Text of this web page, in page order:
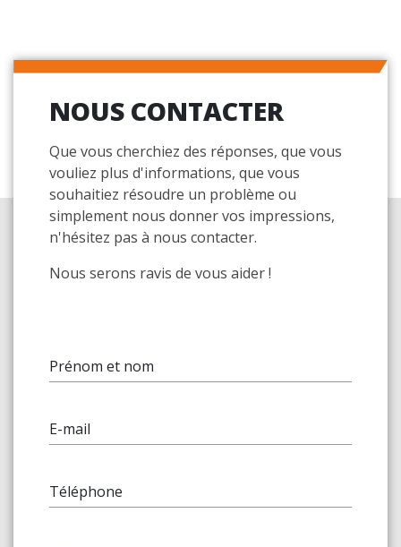
NOUS CONTACTER
Que vous cherchiez des réponses, que vous
vouliez plus d'informations, que vous
souhaitiez résoudre un problème ou
simplement nous donner vos impressions,
n'hésitez pas à nous contacter.
Nous serons ravis de vous aider !
Prénom et nom
E-mail
Téléphone